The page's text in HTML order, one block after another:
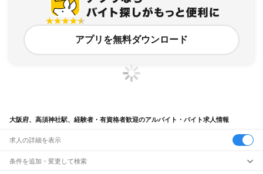
アプリを無料ダウンロード
大阪府、高須神社駅、経験者・有資格者歓迎のアルバイト・バイト求人情報
求人の詳細を表示
条件を追加・変更して検索